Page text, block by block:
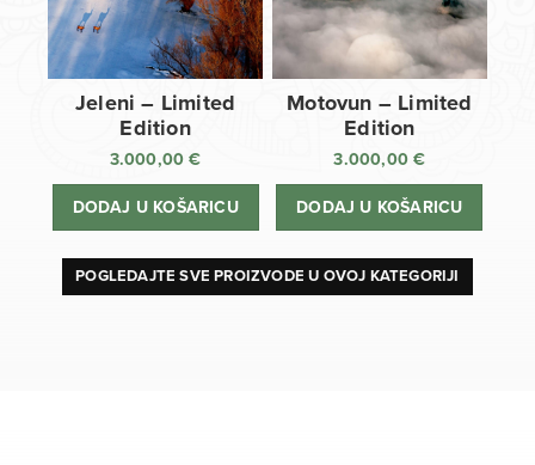
Jeleni – Limited
Edition
3.000,00€
DODAJ U KOŠARICU
Motovun – Limited
Edition
3.000,00€
DODAJ U KOŠARICU
POGLEDAJTE SVE PROIZVODE U OVOJ KATEGORIJI